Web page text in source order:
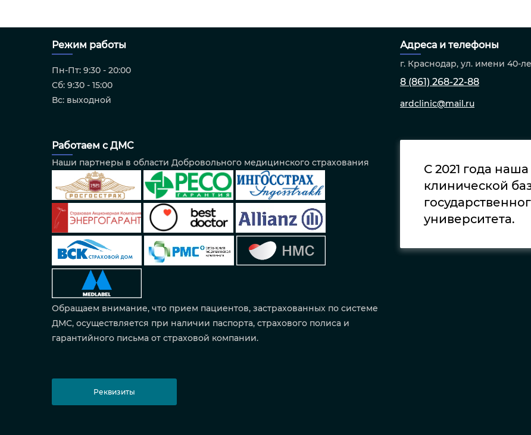
Режим работы
Пн-Пт: 9:30 - 20:00
Сб: 9:30 - 15:00
Вс: выходной
Адреса и телефоны
г. Краснодар, ул. имени 40-
8 (861) 268-22-88
ardclinic@mail.ru
Работаем с ДМС
Наши партнеры в области Добровольного медицинского страхования
Обращаем внимание, что прием пациентов, застрахованных по системе
ДМС, осуществляется при наличии паспорта, страхового полиса и
гарантийного письма от страховой компании.
С 2021 года
клинической
университета.
Реквизиты